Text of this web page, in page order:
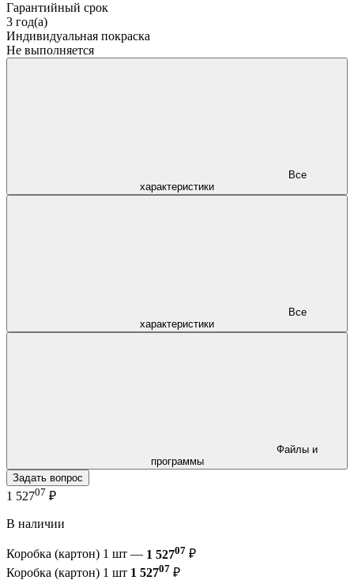
Гарантийный срок
3 год(а)
Индивидуальная покраска
Не выполняется
характеристики
характеристики
программы
Задать вопрос
1 52707 ₽
В наличии
Коробка (картон) 1 шт — 1 52707 ₽
Коробка (картон) 1 шт 1 52707 ₽